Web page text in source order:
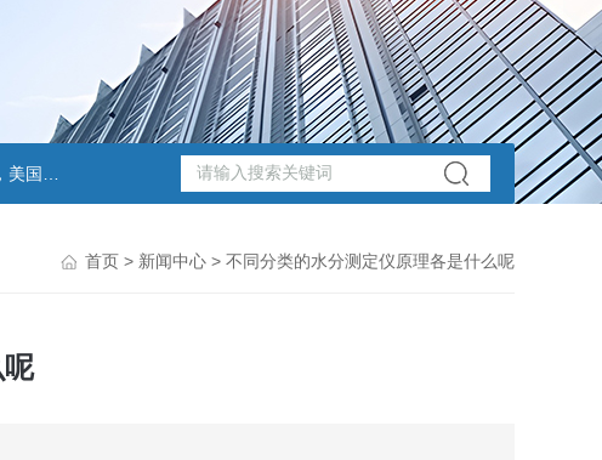
子称
首页 > 新闻中心 > 不同分类的水分测定仪原理各是什么呢